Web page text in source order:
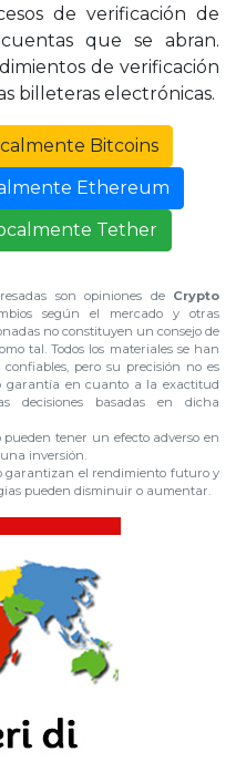
de verificación de
que se abran.
de verificación
billeteras electrónicas.
Bitcoins
Ethereum
Tether
son opiniones de Crypto
según el mercado y otras
no constituyen un consejo de
tal. Todos los materiales se han
pero su precisión no es
garantía en cuanto a la exactitud
decisiones basadas en dicha
tener un efecto adverso en
inversión.
garantizan el rendimiento futuro y
pueden disminuir o aumentar.